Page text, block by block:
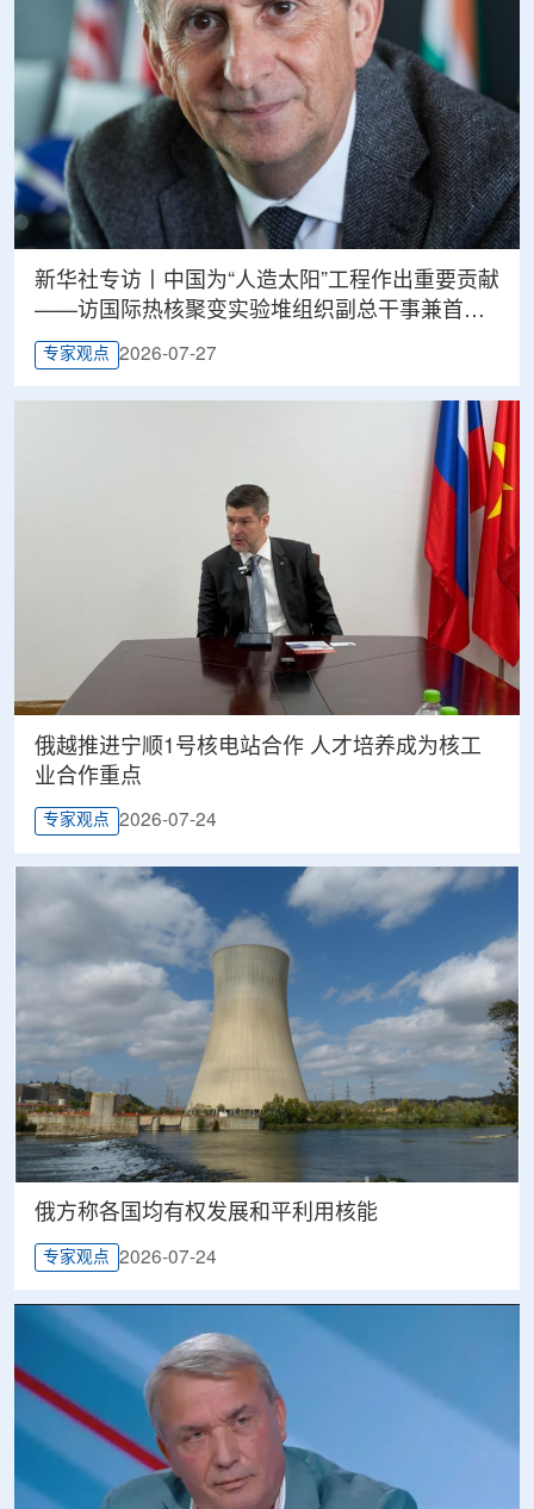
新华社专访丨中国为“人造太阳”工程作出重要贡献
——访国际热核聚变实验堆组织副总干事兼首席
科学家贝库雷
专家观点 2026-07-27
俄越推进宁顺1号核电站合作 人才培养成为核工
业合作重点
专家观点 2026-07-24
俄方称各国均有权发展和平利用核能
专家观点 2026-07-24